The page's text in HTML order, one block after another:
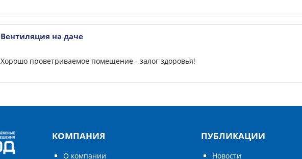
Вентиляция на даче
Хорошо проветриваемое помещение - залог здоровья!
КОМПАНИЯ
О компании
ПУБЛИКАЦИИ
Новости